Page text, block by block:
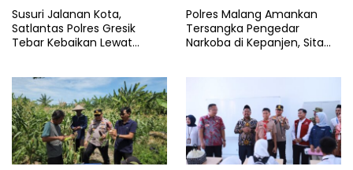
Susuri Jalanan Kota,
Satlantas Polres Gresik
Tebar Kebaikan Lewat
Polres Malang Amankan
Tersangka Pengedar
Narkoba di Kepanjen, Sita